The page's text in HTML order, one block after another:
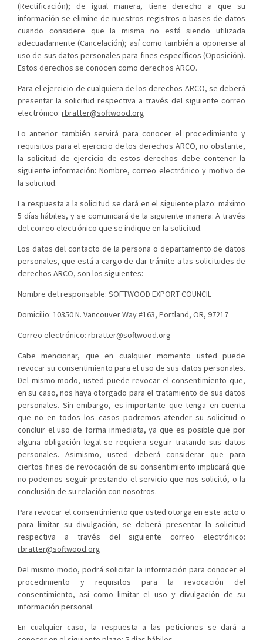
(Rectificación); de igual manera, tiene derecho a que su
información se elimine de nuestros registros o bases de datos
cuando considere que la misma no está siendo utilizada
adecuadamente (Cancelación); así como también a oponerse al
uso de sus datos personales para fines específicos (Oposición).
Estos derechos se conocen como derechos ARCO.
Para el ejercicio de cualquiera de los derechos ARCO, se deberá
presentar la solicitud respectiva a través del siguiente correo
electrónico: rbratter@softwood.org
Lo anterior también servirá para conocer el procedimiento y
requisitos para el ejercicio de los derechos ARCO, no obstante,
la solicitud de ejercicio de estos derechos debe contener la
siguiente información: Nombre, correo electrónico y motivo de
la solicitud.
La respuesta a la solicitud se dará en el siguiente plazo: máximo
5 días hábiles, y se comunicará de la siguiente manera: A través
del correo electrónico que se indique en la solicitud.
Los datos del contacto de la persona o departamento de datos
personales, que está a cargo de dar trámite a las solicitudes de
derechos ARCO, son los siguientes:
Nombre del responsable: SOFTWOOD EXPORT COUNCIL
Domicilio: 10350 N. Vancouver Way #163, Portland, OR, 97217
Correo electrónico: rbratter@softwood.org
Cabe mencionar, que en cualquier momento usted puede
revocar su consentimiento para el uso de sus datos personales.
Del mismo modo, usted puede revocar el consentimiento que,
en su caso, nos haya otorgado para el tratamiento de sus datos
personales. Sin embargo, es importante que tenga en cuenta
que no en todos los casos podremos atender su solicitud o
concluir el uso de forma inmediata, ya que es posible que por
alguna obligación legal se requiera seguir tratando sus datos
personales. Asimismo, usted deberá considerar que para
ciertos fines de revocación de su consentimiento implicará que
no podemos seguir prestando el servicio que nos solicitó, o la
conclusión de su relación con nosotros.
Para revocar el consentimiento que usted otorga en este acto o
para limitar su divulgación, se deberá presentar la solicitud
respectiva a través del siguiente correo electrónico:
rbratter@softwood.org
Del mismo modo, podrá solicitar la información para conocer el
procedimiento y requisitos para la revocación del
consentimiento, así como limitar el uso y divulgación de su
información personal.
En cualquier caso, la respuesta a las peticiones se dará a